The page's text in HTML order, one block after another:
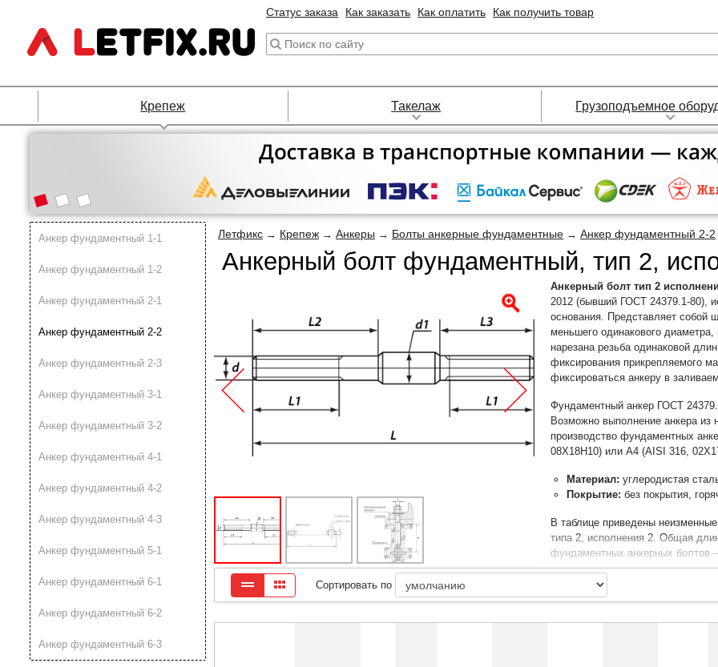
Статус заказа Как заказать Как оплатить Как получить товар
Крепеж Такелаж Грузоподъемное
Анкер фундаментный 1-1
Анкер фундаментный 1-2
Анкер фундаментный 2-1
Анкер фундаментный 2-2
Анкер фундаментный 2-3
Анкер фундаментный 3-1
Анкер фундаментный 3-2
Анкер фундаментный 4-1
Анкер фундаментный 4-2
Анкер фундаментный 4-3
Анкер фундаментный 5-1
Анкер фундаментный 6-1
Анкер фундаментный 6-2
Анкер фундаментный 6-3
Летфикс → Крепеж → Анкеры → Болты анкерные фундаментные → Анкер фундаментный 2-2
Анкерный болт фундаментный, тип 2,
Анкерный болт тип 2
2012 (бывший ГОСТ 24379.1-80),
основания. Представляет собой
меньшего одинакового
нарезана резьба одинаковой
фиксирования прикрепляемого
фиксироваться анкеру в
Фундаментный анкер ГОСТ
Возможно выполнение анкера из
производство фундаментных
08Х18Н10) или А4 (AISI 316,
Материал: углеродистая
Покрытие: без покрытия,
В таблице приведены
типа 2, исполнения 2. Общая
фундаментных анкерных болтов
Комплект состоит из шпильки,
125) и анкерный плиты.
Сортировать по